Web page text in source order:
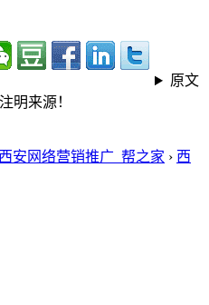
原文
明来源！
安网络营销推广_帮之家 › 西